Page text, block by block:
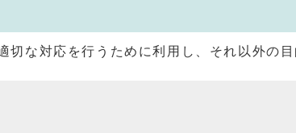
な対応を行うために利用し、それ以外の目